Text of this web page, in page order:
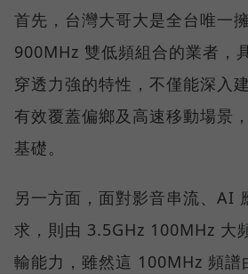
首先，台灣大哥大是全台唯一
900MHz 雙低頻組合的業者，
穿透力強的特性，不僅能深入
有效覆蓋偏鄉及高速移動場景
基礎。
另一方面，面對影音串流、AI
求，則由 3.5GHz 100MHz 大
輸能力，雖然這 100MHz 頻譜